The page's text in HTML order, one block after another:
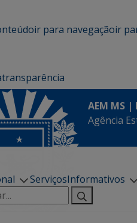
ir para navegaçãoir
transparência
AEM MS |
Agência
ServiçosInformativos